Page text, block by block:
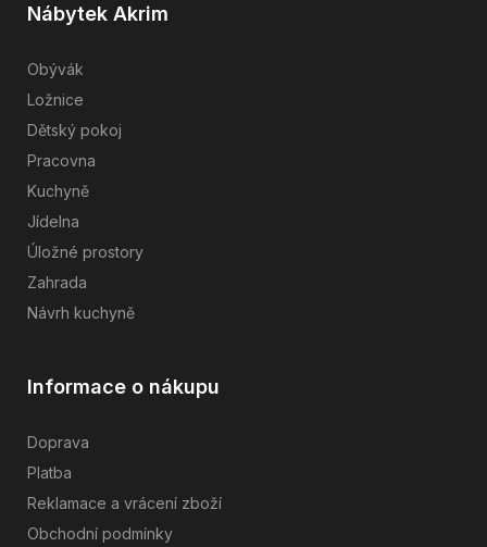
Nábytek Akrim
Obývák
Ložnice
Dětský pokoj
Pracovna
Kuchyně
Jídelna
Úložné prostory
Zahrada
Návrh kuchyně
Informace o nákupu
Doprava
Platba
Reklamace a vrácení zboží
Obchodní podmínky